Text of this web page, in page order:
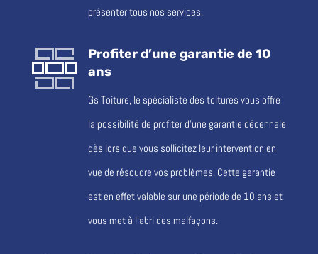
présenter tous nos services.
Profiter d’une garantie de 10
ans
Gs Toiture, le spécialiste des toitures vous offre
la possibilité de profiter d’une garantie décennale
dès lors que vous sollicitez leur intervention en
vue de résoudre vos problèmes. Cette garantie
est en effet valable sur une période de 10 ans et
vous met à l’abri des malfaçons.